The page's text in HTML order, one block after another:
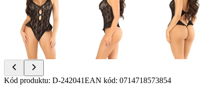
Item
Kód produktu: D-242041EAN kód: 0714718573854